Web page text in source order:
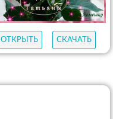
ОТКРЫТЬ СКАЧАТЬ